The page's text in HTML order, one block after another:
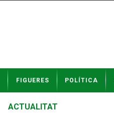
t
FIGUERES POLÍTICA
ACTUALITAT